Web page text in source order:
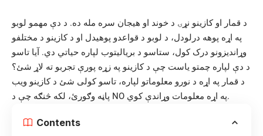
د قمار او کازینو نړۍ د خوند او هیجان سره مله ده. د دې مهمو لوبو
په اړه پوهه درلودل، د لوبو د قواعدو پوهیدل او د کازینو د مختلفو
وړاندیزونو درک کول، ستاسو د بریالیتوب لپاره حیاتي دي. آیا تاسو
د دې لپاره چمتو یاست چې د کازینو په زړه پورې تجربو ته لاړ شئ؟
د قمار په اړه د نورو معلوماتو لپاره، تاسو کولی شئ د کازینو ویب
NO په اړه معلومات وړاندې کوي.
Contents